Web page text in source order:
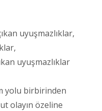
uyuşmazlıklar,
uyuşmazlıklar
yolu birbirinden
olayın özeline